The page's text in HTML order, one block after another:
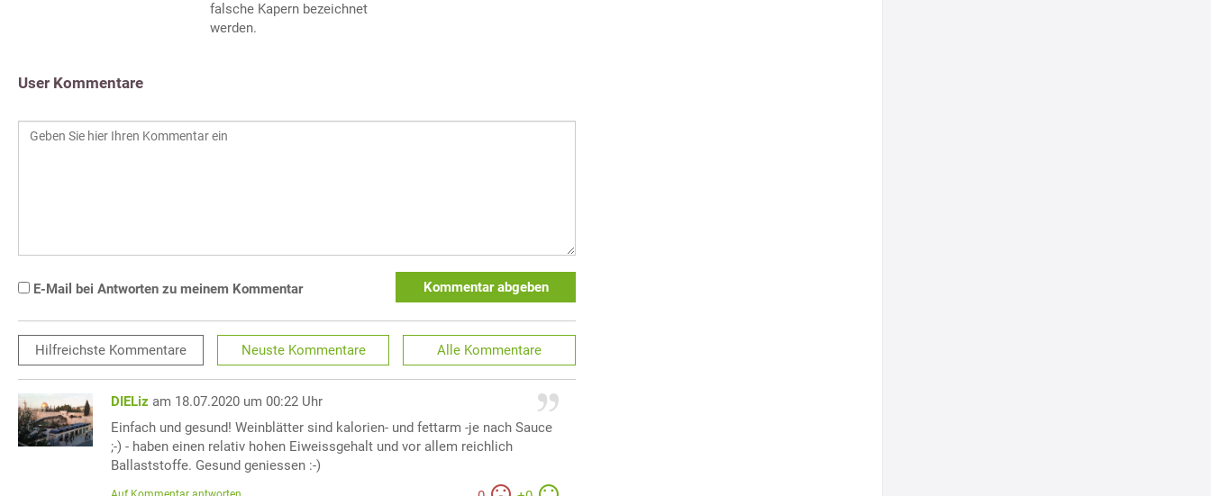
falsche Kapern bezeichnet
werden.
User Kommentare
E-Mail bei Antworten zu meinem Kommentar Kommentar abgeben
Hilfreichste Kommentare Neuste Kommentare Alle Kommentare
DIELiz am 18.07.2020 um 00:22 Uhr
Einfach und gesund! Weinblätter sind kalorien- und fettarm -je nach Sauce
;-) - haben einen relativ hohen Eiweissgehalt und vor allem reichlich
Ballaststoffe. Gesund geniessen :-)